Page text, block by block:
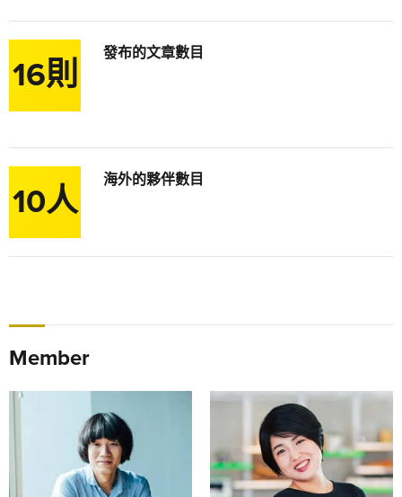
16則
發布的文章數目
10人
海外的夥伴數目
Member